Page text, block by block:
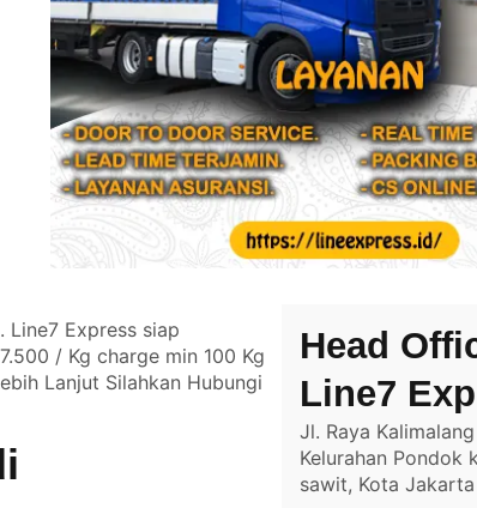
Line7 Express siap
/ Kg charge min 100 Kg
Lanjut Silahkan Hubungi
Head
Line7
Jl. Raya
Kelurahan Pondok
sawit, Kota